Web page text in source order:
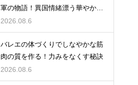
軍の物語！異国情緒漂う華やかな
踊りを堪能
2026.08.6
バレエの体づくりでしなやかな筋
肉の質を作る！力みをなくす秘訣
2026.08.6